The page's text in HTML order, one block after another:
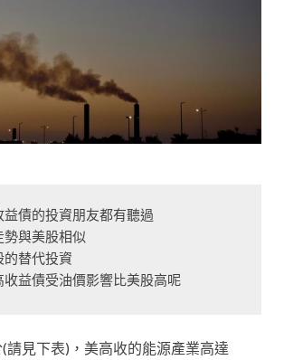
益債的投資朋友都有聽過
勢與美股相似
的替代投資
收益債受油價影響比美股高呢
請見下表)，美高收的能源產業高達